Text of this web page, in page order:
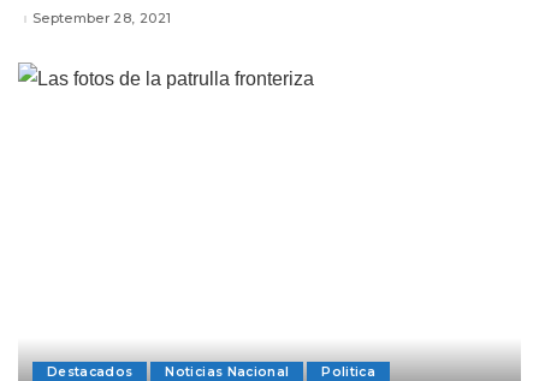
September 28, 2021
Destacados Noticias Nacional Politica